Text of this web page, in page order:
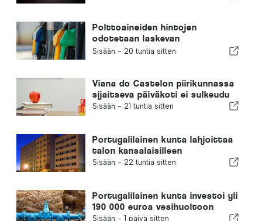
Polttoaineiden hintojen
odotetaan laskevan
huomattavasti
Sisään - 20 tuntia sitten
Viana do Castelon piirikunnassa
sijaitseva päiväkoti ei sulkeudu
Sisään - 21 tuntia sitten
Portugalilainen kunta lahjoittaa
talon kansalaisilleen
Sisään - 22 tuntia sitten
Portugalilainen kunta investoi yli
190 000 euroa vesihuoltoon
Sisään - 1 päivä sitten